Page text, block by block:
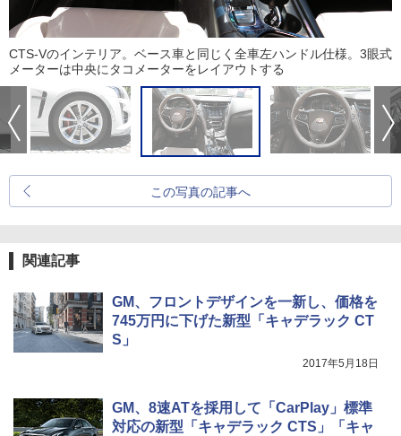
CTS-Vのインテリア。ベース車と同じく全車左ハンドル仕様。3眼式
メーターは中央にタコメーターをレイアウトする
この写真の記事へ
関連記事
GM、フロントデザインを一新し、価格を
745万円に下げた新型「キャデラック CT
S」
2017年5月18日
GM、8速ATを採用して「CarPlay」標準
対応の新型「キャデラック CTS」「キャ